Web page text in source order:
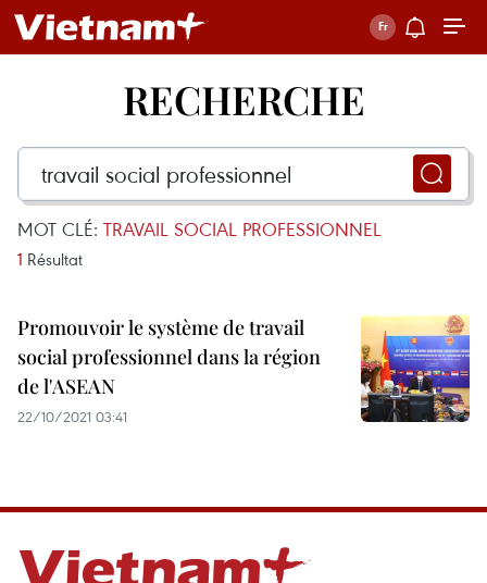
RECHERCHE
MOT CLÉ: TRAVAIL SOCIAL PROFESSIONNEL
1 Résultat
Promouvoir le système de travail
social professionnel dans la région
de l'ASEAN
22/10/2021 03:41